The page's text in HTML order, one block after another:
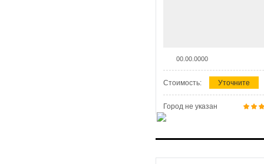
00.00.0000
Стоимость: Уточните
Город не указан